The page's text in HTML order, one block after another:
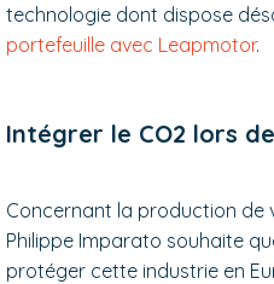
technologie dont dispose
portefeuille avec Leapmotor.
Intégrer le CO2 lors
Concernant la production de
Philippe Imparato souhaite
protéger cette industrie en